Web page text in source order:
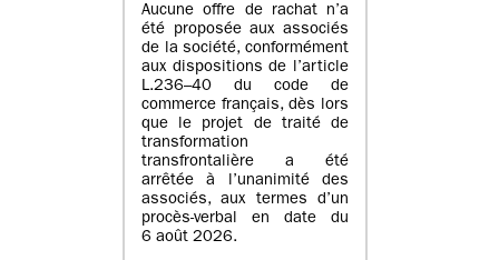
Aucune offre de rachat n’a
été proposée aux associés
de la société, conformément
aux dispositions de l’article
L.236–40 du code de
commerce français, dès lors
que le projet de traité de
transformation
transfrontalière a été
arrêtée à l’unanimité des
associés, aux termes d’un
procès-verbal en date du
6 août 2026.